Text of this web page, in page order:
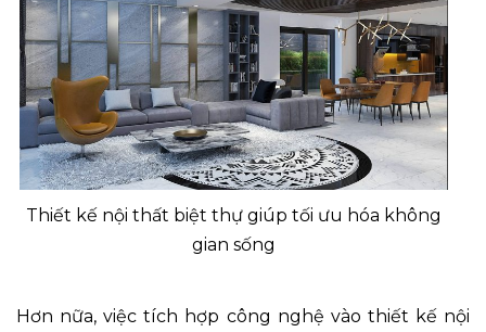
Thiết kế nội thất biệt thự giúp tối ưu hóa không
gian sống
Hơn nữa, việc tích hợp công nghệ vào thiết kế nội